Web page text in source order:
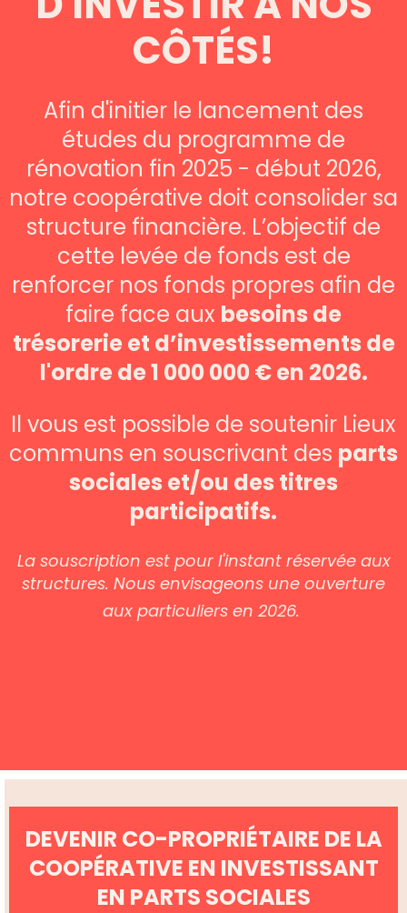
CÔTÉS!
Afin d'initier le lancement des
études du programme de
rénovation fin 2025 - début 2026,
notre coopérative doit consolider sa
structure financière. L’objectif de
cette levée de fonds est de
renforcer nos fonds propres afin de
faire face aux besoins de
trésorerie et d’investissements de
l'ordre de 1 000 000 € en 2026.
Il vous est possible de soutenir Lieux
communs en souscrivant des parts
sociales et/ou des titres
participatifs.
La souscription est pour l'instant réservée aux
structures. Nous envisageons une ouverture
aux particuliers en 2026.
DEVENIR CO-PROPRIÉTAIRE DE LA
COOPÉRATIVE EN INVESTISSANT
EN PARTS SOCIALES